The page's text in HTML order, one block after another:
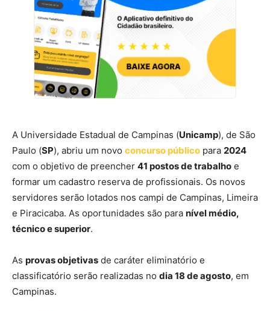
A Universidade Estadual de Campinas (Unicamp), de São
Paulo (SP), abriu um novo concurso público para 2024
com o objetivo de preencher 41 postos de trabalho e
formar um cadastro reserva de profissionais. Os novos
servidores serão lotados nos campi de Campinas, Limeira
e Piracicaba. As oportunidades são para nível médio,
técnico e superior.
As provas objetivas de caráter eliminatório e
classificatório serão realizadas no dia 18 de agosto, em
Campinas.